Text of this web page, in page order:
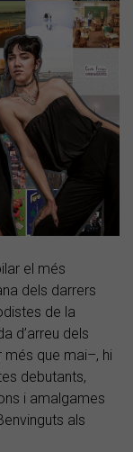
el més
dels darrers
de la
d’arreu dels
que mai–, hi
debutants,
i amalgames
als